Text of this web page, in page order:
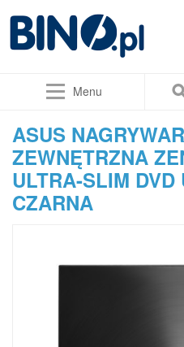
Menu
ASUS
ZEWNĘTRZNA
ULTRA-SLIM DVD
CZARNA